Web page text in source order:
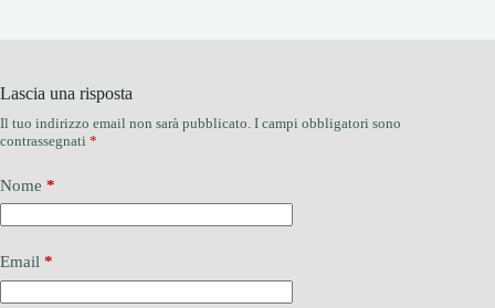
Lascia una risposta
Il tuo indirizzo email non sarà pubblicato. I campi obbligatori sono
contrassegnati *
Nome *
Email *